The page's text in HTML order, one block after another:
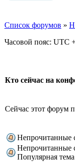
Список форумов »
Часовой пояс: UTC
Кто сейчас на
Сейчас этот форум
Непрочитанные
Непрочитанные
Популярная